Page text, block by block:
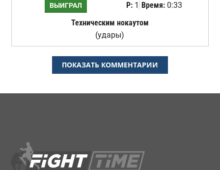
ВЫИГРАЛ Р:1 Время:0:33
Техническим нокаутом
(удары)
ПОКАЗАТЬ КОММЕНТАРИИ